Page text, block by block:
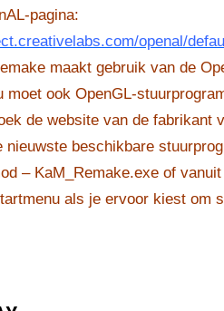
pagina:
openal/
maakt gebruik van de
moet ook OpenGL-
de website van de fabrikant
nieuwste beschikbare
– KaM_Remake.exe of
als je ervoor kiest om